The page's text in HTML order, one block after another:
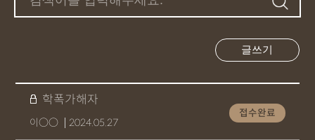
글쓰기
학폭가해자
이○○ 2024.05.27
접수완료